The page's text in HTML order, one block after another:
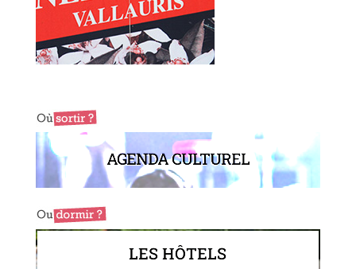
AGENDA CULTUREL
LES HÔTELS